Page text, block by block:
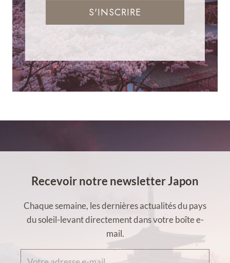
S'INSCRIRE
Recevoir notre newsletter Japon
Chaque semaine, les dernières actualités du pays
du soleil-levant directement dans votre boîte e-
mail.